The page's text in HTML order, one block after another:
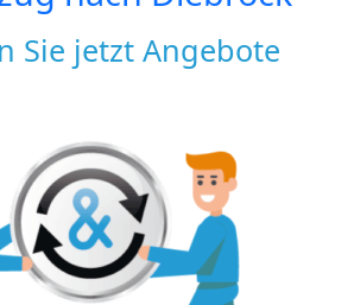
Sie jetzt Angebote